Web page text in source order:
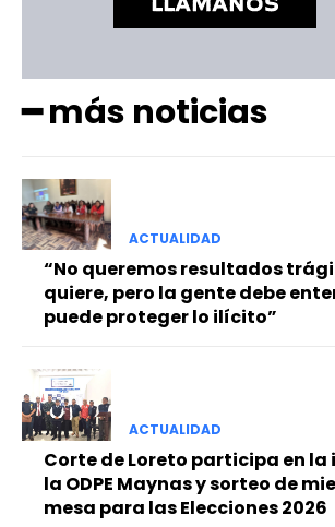
━ más noticias
ACTUALIDAD
“No queremos resultados
quiere, pero la gente debe
puede proteger lo ilícito”
ACTUALIDAD
Corte de Loreto participa en
la ODPE Maynas y sorteo de
mesa para las Elecciones 2026